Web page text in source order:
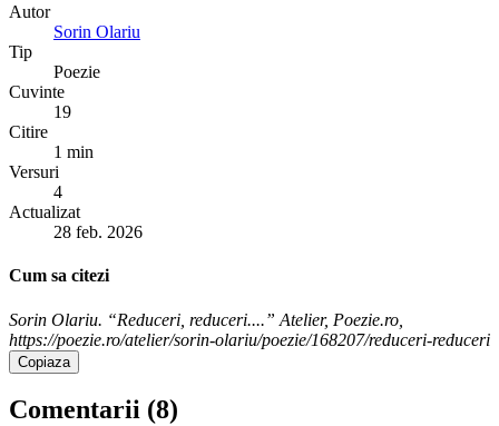
Autor
Sorin Olariu
Tip
Poezie
Cuvinte
19
Citire
1 min
Versuri
4
Actualizat
28 feb. 2026
Cum sa citezi
Sorin Olariu. “Reduceri, reduceri....” Atelier, Poezie.ro,
https://poezie.ro/atelier/sorin-olariu/poezie/168207/reduceri-reduceri
Copiaza
Comentarii (8)